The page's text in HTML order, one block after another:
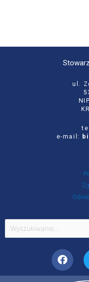
ul.
e-mail:
Szukaj
dla: